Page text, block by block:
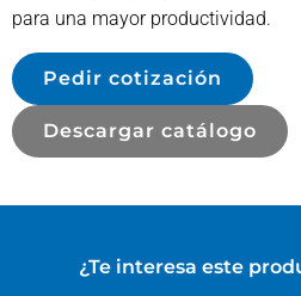
para una mayor productividad.
Pedir cotización
Descargar catálogo
¿Te interesa este